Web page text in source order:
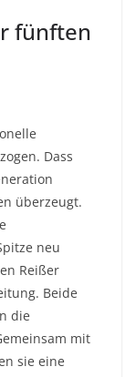
fünften
Dass
überzeugt.
neu
Reißer
Beide
die
mit
sie eine